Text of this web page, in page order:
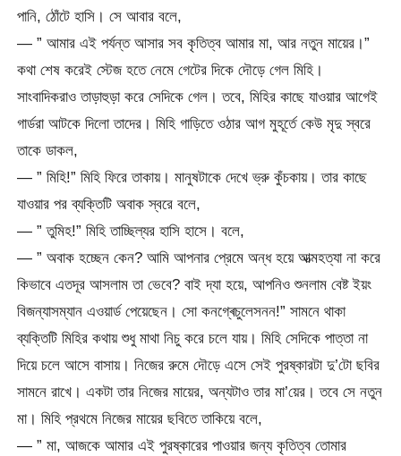
পানি, ঠোঁটে হাসি। সে আবার বলে,
— ” আমার এই পর্যন্ত আসার সব কৃতিত্ব আমার মা, আর নতুন মায়ের।”
কথা শেষ করেই স্টেজ হতে নেমে গেটের দিকে দৌড়ে গেল মিহি।
সাংবাদিকরাও তাড়াহুড়া করে সেদিকে গেল। তবে, মিহির কাছে যাওয়ার আগেই
গার্ডরা আটকে দিলো তাদের। মিহি গাড়িতে ওঠার আগ মুহূর্তে কেউ মৃদু স্বরে
তাকে ডাকল,
— ” মিহি!” মিহি ফিরে তাকায়। মানুষটাকে দেখে ভ্রু কুঁচকায়। তার কাছে
যাওয়ার পর ব্যক্তিটি অবাক স্বরে বলে,
— ” তুমিহ!” মিহি তাচ্ছিল্যর হাসি হাসে। বলে,
— ” অবাক হচ্ছেন কেন? আমি আপনার প্রেমে অন্ধ হয়ে আত্মহত্যা না করে
কিভাবে এতদূর আসলাম তা ভেবে? বাই দ্যা হয়ে, আপনিও শুনলাম বেষ্ট ইয়ং
বিজন্যাসম্যান এওয়ার্ড পেয়েছেন। সো কনগ্ৰেচুলেসনন!” সামনে থাকা
ব্যক্তিটি মিহির কথায় শুধু মাথা নিচু করে চলে যায়। মিহি সেদিকে পাত্তা না
দিয়ে চলে আসে বাসায়। নিজের রুমে দৌড়ে এসে সেই পুরষ্কারটা দু’টো ছবির
সামনে রাখে। একটা তার নিজের মায়ের, অন্যটাও তার মা’য়ের। তবে সে নতুন
মা। মিহি প্রথমে নিজের মায়ের ছবিতে তাকিয়ে বলে,
— ” মা, আজকে আমার এই পুরষ্কারের পাওয়ার জন্য কৃতিত্ব তোমার